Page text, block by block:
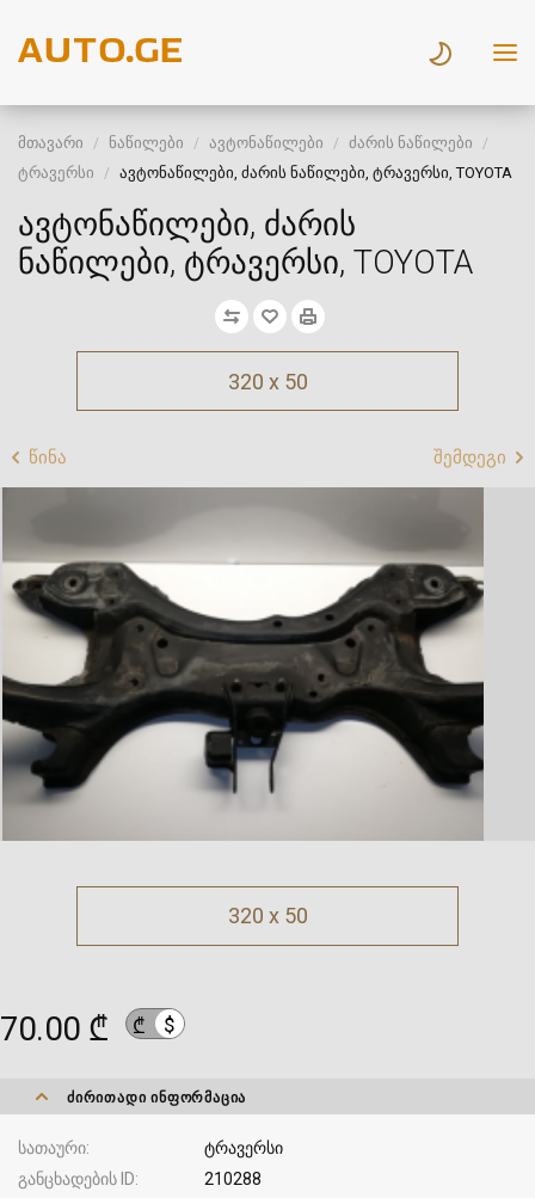
მთავარი ნაწილები ავტონაწილები
ძარის ნაწილები
ტრავერსი
ავტონაწილები, ძარის ნაწილები, ტრავერსი, TOYOTA
ავტონაწილები, ძარის
ნაწილები, ტრავერსი, TOYOTA
320 x 50
წინა შემდეგი
320 x 50
70.00 ₾ ₾ $
ᲫᲘᲠᲘᲗᲐᲓᲘ ᲘᲜᲤᲝᲠᲛᲐᲪᲘᲐ
სათაური
ტრავერსი
განცხადების ID
210288